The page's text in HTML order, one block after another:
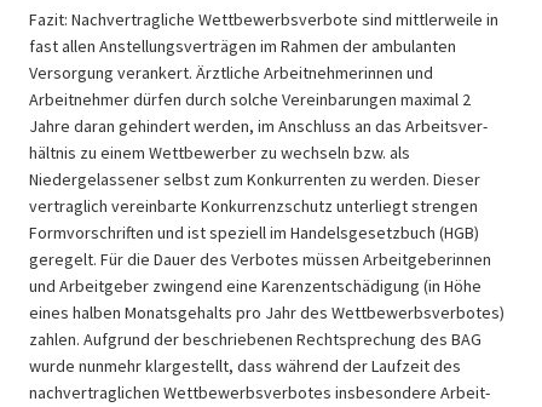
Fazit: Nachver­trag­liche Wettbe­werbs­verbote sind mittlerweile in
fast allen Anstellungsverträgen im Rahmen der ambulanten
Versorgung verankert. Ärztliche Arbeit­nehmerinnen und
Arbeitnehmer dürfen durch solche Verein­barungen maximal 2
Jahre daran gehindert werden, im Anschluss an das Arbeits­ver­
hält­nis zu einem Wettbe­werber zu wechseln bzw. als
Niedergelassener selbst zum Konkurrenten zu werden. Dieser
vertraglich vereinbarte Konkurrenzschutz unter­liegt strengen
Formvor­schriften und ist speziell im Handelsgesetzbuch (HGB)
geregelt. Für die Dauer des Verbotes müssen Arbeitgeberinnen
und Arbeit­geber zwingend eine Karen­z­ent­schä­digung (in Höhe
eines halben Monatsgehalts pro Jahr des Wettbewerbsverbotes)
zahlen. Aufgrund der beschriebenen Rechtsprechung des BAG
wurde nunmehr klargestellt, dass während der Laufzeit des
nachver­trag­lichen Wettbe­werbs­ver­botes insbesondere Arbeit­